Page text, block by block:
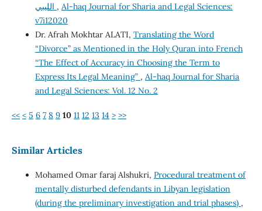
, Al-haq Journal for Sharia and Legal Sciences:
v7i12020
Dr. Afrah Mokhtar ALATI, Translating the Word
“Divorce” as Mentioned in the Holy Quran into French
“The Effect of Accuracy in Choosing the Term to
Express Its Legal Meaning” , Al-haq Journal for Sharia
and Legal Sciences: Vol. 12 No. 2
<< < 5 6 7 8 9 10 11 12 13 14 > >>
Similar Articles
Mohamed Omar faraj Alshukri, Procedural treatment of
mentally disturbed defendants in Libyan legislation
(during the preliminary investigation and trial phases) ,